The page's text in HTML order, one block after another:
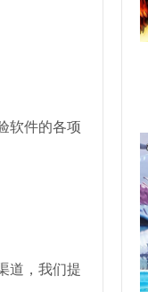
软件的各项
道，我们提